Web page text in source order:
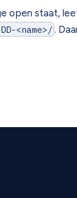
open staat,
<name>/ .